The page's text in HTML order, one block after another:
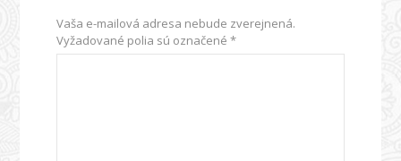
Vaša e-mailová adresa nebude zverejnená.
Vyžadované polia sú označené *